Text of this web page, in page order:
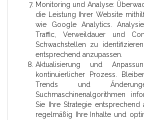
Monitoring und Analyse:
die Leistung Ihrer Website
wie Google Analytics.
Traffic, Verweildauer und
Schwachstellen zu
entsprechend anzupassen.
Aktualisierung und
kontinuierlicher Prozess.
Trends und
Suchmaschinenalgorithmen
Sie Ihre Strategie entsprechend
regelmäßig Ihre Inhalte und